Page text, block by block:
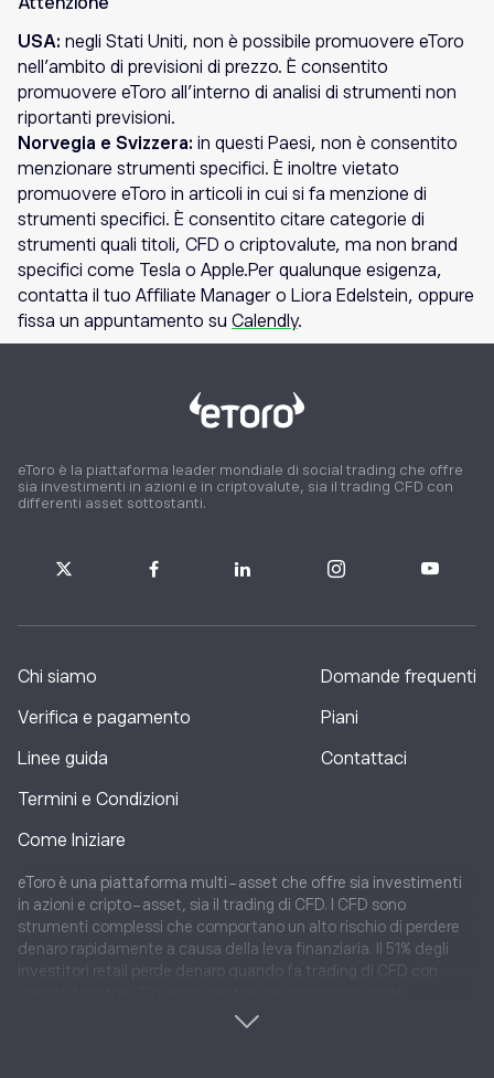
USA: negli Stati Uniti, non è possibile promuovere eToro
nell’ambito di previsioni di prezzo. È consentito
promuovere eToro all’interno di analisi di strumenti non
riportanti previsioni.
Norvegia e Svizzera: in questi Paesi, non è consentito
menzionare strumenti specifici. È inoltre vietato
promuovere eToro in articoli in cui si fa menzione di
strumenti specifici. È consentito citare categorie di
strumenti quali titoli, CFD o criptovalute, ma non brand
specifici come Tesla o Apple.Per qualunque esigenza,
contatta il tuo Affiliate Manager o Liora Edelstein, oppure
fissa un appuntamento su Calendly.
eToro è la piattaforma leader mondiale di social trading che offre
sia investimenti in azioni e in criptovalute, sia il trading CFD con
differenti asset sottostanti.
Chi siamo
Verifica e pagamento
Linee guida
Termini e Condizioni
Come Iniziare
Domande frequenti
Piani
Contattaci
eToro è una piattaforma multi-asset che offre sia investimenti
in azioni e cripto-asset, sia il trading di CFD. I CFD sono
strumenti complessi che comportano un alto rischio di perdere
denaro rapidamente a causa della leva finanziaria. Il 51% degli
investitori retail perde denaro quando fa trading di CFD con
funzionano i CFD e se puoi assumere un rischio elevato di